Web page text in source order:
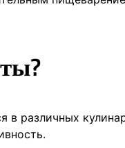
в различных